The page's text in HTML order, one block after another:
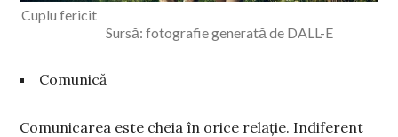
Cuplu fericit
Sursă: fotografie generată de DALL-E
Comunică
Comunicarea este cheia în orice relație. Indiferent